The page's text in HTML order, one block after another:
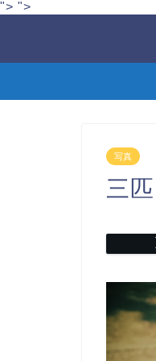
"> ">
写真
三